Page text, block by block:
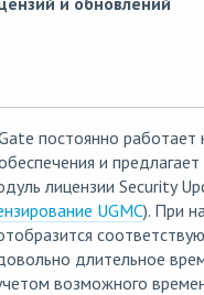
постоянно работает
и
лицензии Security
UGMC). При
длительное
возможного